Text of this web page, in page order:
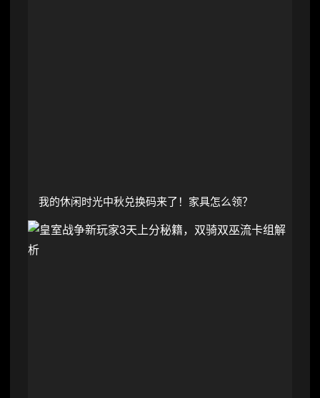
我的休闲时光中秋兑换码来了！家具怎么领？